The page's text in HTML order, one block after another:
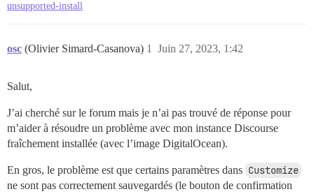
unsupported-install
osc (Olivier Simard-Casanova) Juin 27, 2023, 1:42
1
Salut,
J’ai cherché sur le forum mais je n’ai pas trouvé de réponse pour
m’aider à résoudre un problème avec mon instance Discourse
fraîchement installée (avec l’image DigitalOcean).
En gros, le problème est que certains paramètres dans Customize
ne sont pas correctement sauvegardés (le bouton de confirmation